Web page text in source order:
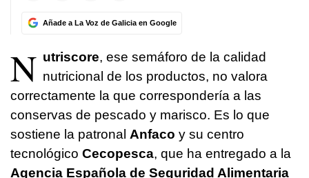
Añade a La Voz de Galicia en Google
N utriscore, ese semáforo de la calidad
nutricional de los productos, no valora
correctamente la que correspondería a las
conservas de pescado y marisco. Es lo que
sostiene la patronal Anfaco y su centro
tecnológico Cecopesca, que ha entregado a la
Agencia Española de Seguridad Alimentaria